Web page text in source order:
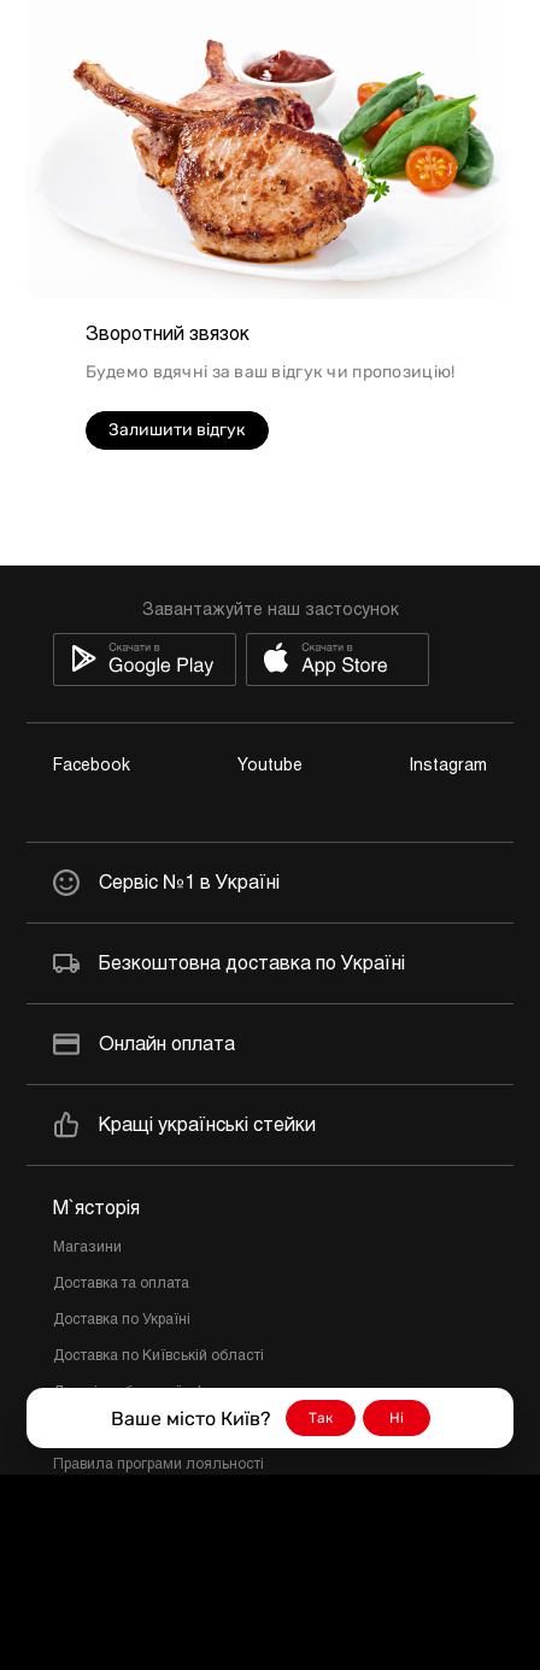
Зворотний звязок
Будемо вдячні за ваш відгук чи пропозицію!
Залишити відгук
Завантажуйте наш застосунок
Facebook Youtube Instagram
Сервіс №1 в Україні
Безкоштовна доставка по Україні
Онлайн оплата
Кращі українські стейки
М`ясторія
Магазини
Доставка та оплата
Доставка по Україні
Доставка по Київській області
Політика конфіденційності
Правила програми лояльності
Ваше місто Київ? Так Ні